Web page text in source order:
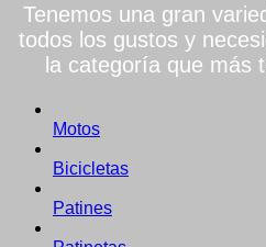
Tenemos una gran
todos los gustos y
la categoría que más
Motos
Bicicletas
Patines